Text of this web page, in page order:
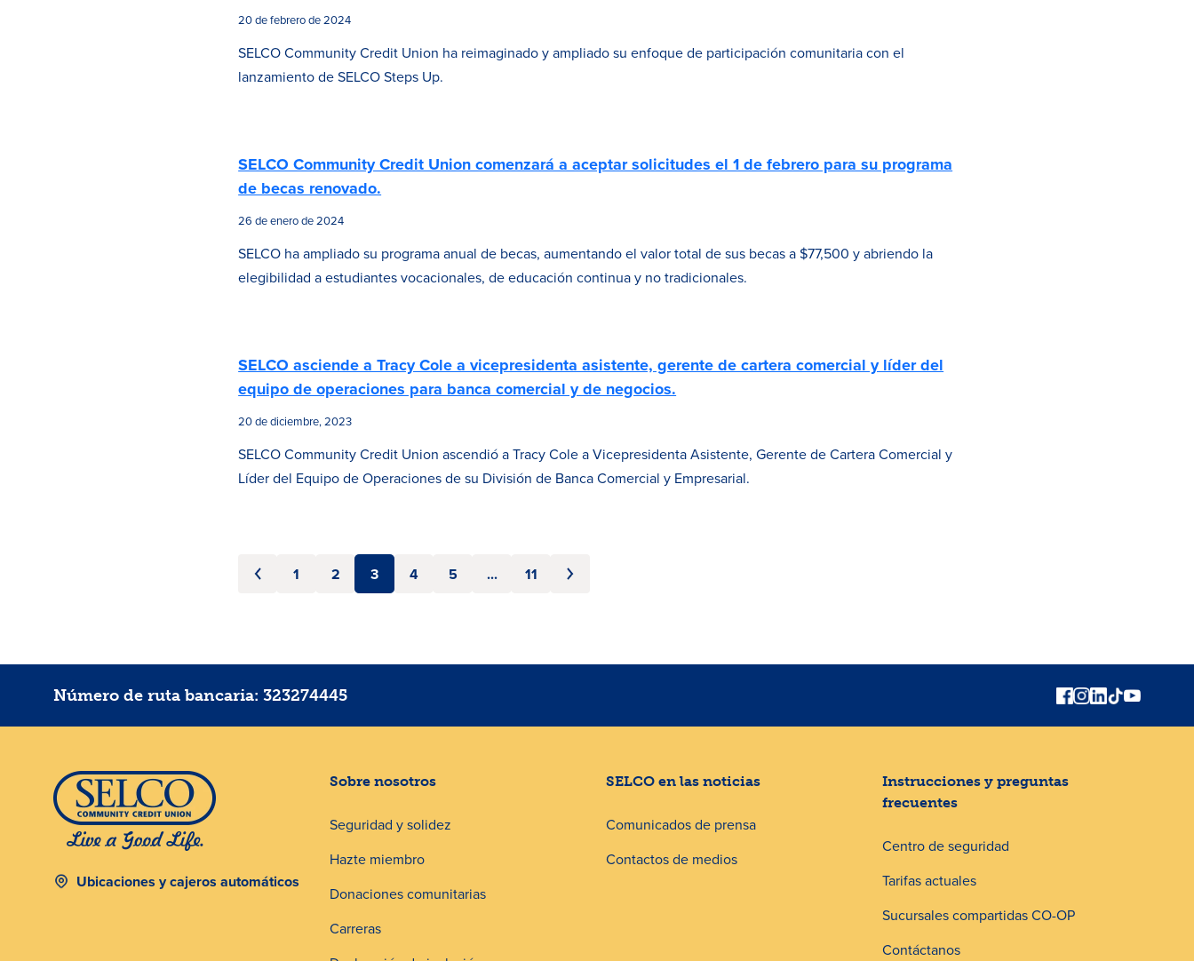
20 de febrero de 2024
SELCO Community Credit Union ha reimaginado y ampliado su enfoque de participación comunitaria con el
lanzamiento de SELCO Steps Up.
SELCO Community Credit Union comenzará a aceptar solicitudes el 1 de febrero para su programa
de becas renovado.
26 de enero de 2024
SELCO ha ampliado su programa anual de becas, aumentando el valor total de sus becas a $77,500 y abriendo la
elegibilidad a estudiantes vocacionales, de educación continua y no tradicionales.
SELCO asciende a Tracy Cole a vicepresidenta asistente, gerente de cartera comercial y líder del
equipo de operaciones para banca comercial y de negocios.
20 de diciembre, 2023
SELCO Community Credit Union ascendió a Tracy Cole a Vicepresidenta Asistente, Gerente de Cartera Comercial y
Líder del Equipo de Operaciones de su División de Banca Comercial y Empresarial.
1 2 3 4 5 ... 11
Número de ruta bancaria: 323274445
Ubicaciones y cajeros automáticos
Sobre nosotros
Seguridad y solidez
Hazte miembro
Donaciones comunitarias
Carreras
SELCO en las noticias
Comunicados de prensa
Contactos de medios
Instrucciones y preguntas
frecuentes
Centro de seguridad
Tarifas actuales
Sucursales compartidas CO-OP
Contáctanos